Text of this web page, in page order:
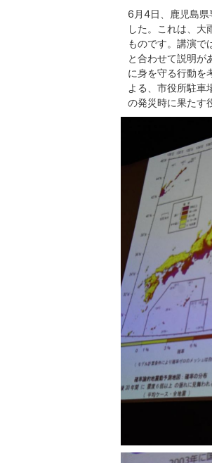
6月4日、鹿児島県
した。これは、大
ものです。講演で
と合わせて説明が
に身を守る行動を
よる、市役所駐車
の発災時に果たす